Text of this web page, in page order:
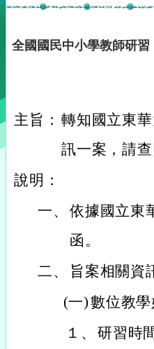
全國國民中小學教師研習
主旨： 轉知國立東
訊一案，請查
說明：
一、 依據國立東
函。
二、
旨案相關資
(一)數位教學
１、 研習時